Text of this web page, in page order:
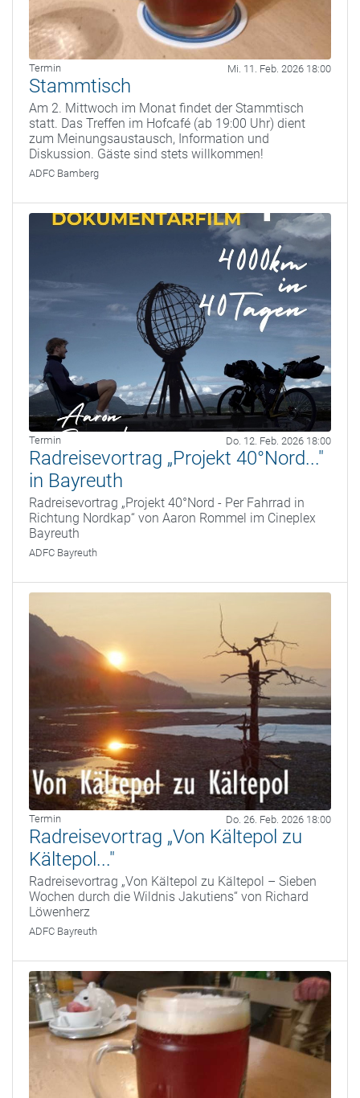
Termin Mi. 11. Feb. 2026 18:00
Stammtisch
Am 2. Mittwoch im Monat findet der Stammtisch
statt. Das Treffen im Hofcafé (ab 19:00 Uhr) dient
zum Meinungsaustausch, Information und
Diskussion. Gäste sind stets willkommen!
ADFC Bamberg
Termin Do. 12. Feb. 2026 18:00
Radreisevortrag „Projekt 40°Nord..."
in Bayreuth
Radreisevortrag „Projekt 40°Nord - Per Fahrrad in
Richtung Nordkap“ von Aaron Rommel im Cineplex
Bayreuth
ADFC Bayreuth
Termin Do. 26. Feb. 2026 18:00
Radreisevortrag „Von Kältepol zu
Kältepol..."
Radreisevortrag „Von Kältepol zu Kältepol – Sieben
Wochen durch die Wildnis Jakutiens“ von Richard
Löwenherz
ADFC Bayreuth